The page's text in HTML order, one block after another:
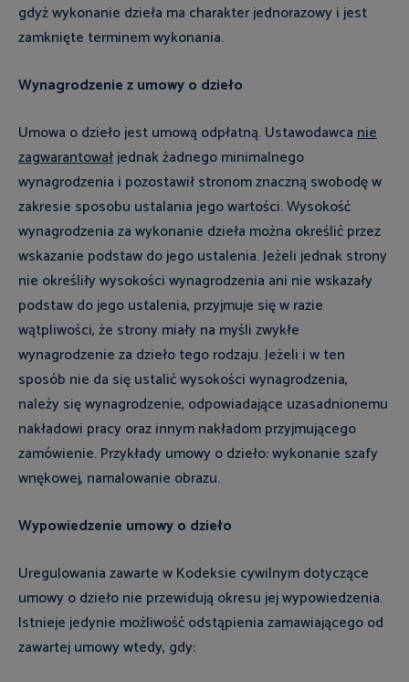
gdyż wykonanie dzieła ma charakter jednorazowy i jest
zamknięte terminem wykonania.
Wynagrodzenie z umowy o dzieło
Umowa o dzieło jest umową odpłatną. Ustawodawcanie
zagwarantowałjednak żadnego minimalnego
wynagrodzenia i pozostawił stronom znaczną swobodę w
zakresie sposobu ustalania jego wartości. Wysokość
wynagrodzenia za wykonanie dzieła można określić przez
wskazanie podstaw do jego ustalenia. Jeżeli jednak strony
nie określiły wysokości wynagrodzenia ani nie wskazały
podstaw do jego ustalenia, przyjmuje się w razie
wątpliwości, że strony miały na myśli zwykłe
wynagrodzenie za dzieło tego rodzaju. Jeżeli i w ten
sposób nie da się ustalić wysokości wynagrodzenia,
należy się wynagrodzenie, odpowiadające uzasadnionemu
nakładowi pracy oraz innym nakładom przyjmującego
zamówienie. Przykłady umowy o dzieło: wykonanie szafy
wnękowej, namalowanie obrazu.
Wypowiedzenie umowy o dzieło
Uregulowania zawarte w Kodeksie cywilnym dotyczące
umowy o dzieło nie przewidują okresu jej wypowiedzenia.
Istnieje jedynie możliwość odstąpienia zamawiającego od
zawartej umowy wtedy, gdy: